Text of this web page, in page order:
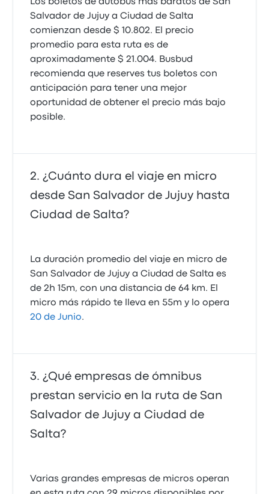
Los boletos de autobús más baratos de San
Salvador de Jujuy a Ciudad de Salta
comienzan desde $ 10.802. El precio
promedio para esta ruta es de
aproximadamente $ 21.004. Busbud
recomienda que reserves tus boletos con
anticipación para tener una mejor
oportunidad de obtener el precio más bajo
posible.
¿Cuánto dura el viaje en micro
desde San Salvador de Jujuy hasta
Ciudad de Salta?
La duración promedio del viaje en micro de
San Salvador de Jujuy a Ciudad de Salta es
de 2h 15m, con una distancia de 64 km. El
micro más rápido te lleva en 55m y lo opera
20 de Junio.
¿Qué empresas de ómnibus
prestan servicio en la ruta de San
Salvador de Jujuy a Ciudad de
Salta?
Varias grandes empresas de micros operan